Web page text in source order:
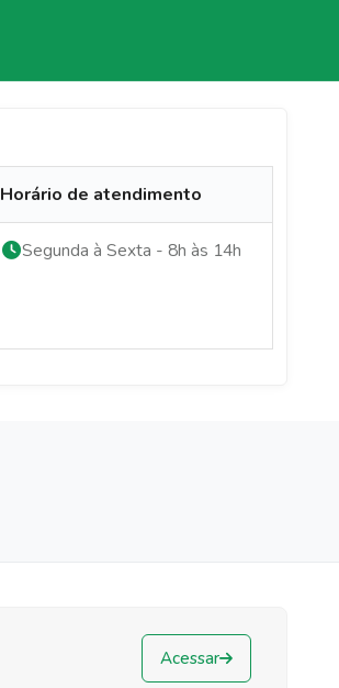
Horário de atendimento
Segunda à Sexta - 8h às 14h
Acessar